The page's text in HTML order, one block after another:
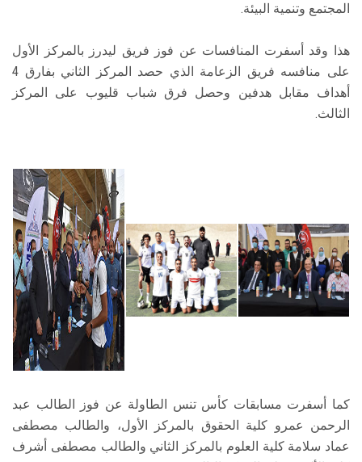
المجتمع وتنمية البيئة.
هذا وقد أسفرت المنافسات عن فوز فريق ليدرز بالمركز الأول
على منافسه فريق الزعامة الذي حصد المركز الثاني بفارق 4
أهداف مقابل هدفين وحصل فرق شباب قليوب على المركز
الثالث.
كما أسفرت مسابقات كأس تنس الطاولة عن فوز الطالب عبد
الرحمن عمرو كلية الحقوق بالمركز الأول، والطالب مصطفى
عماد سلامة كلية العلوم بالمركز الثاني والطالب مصطفى أشرف